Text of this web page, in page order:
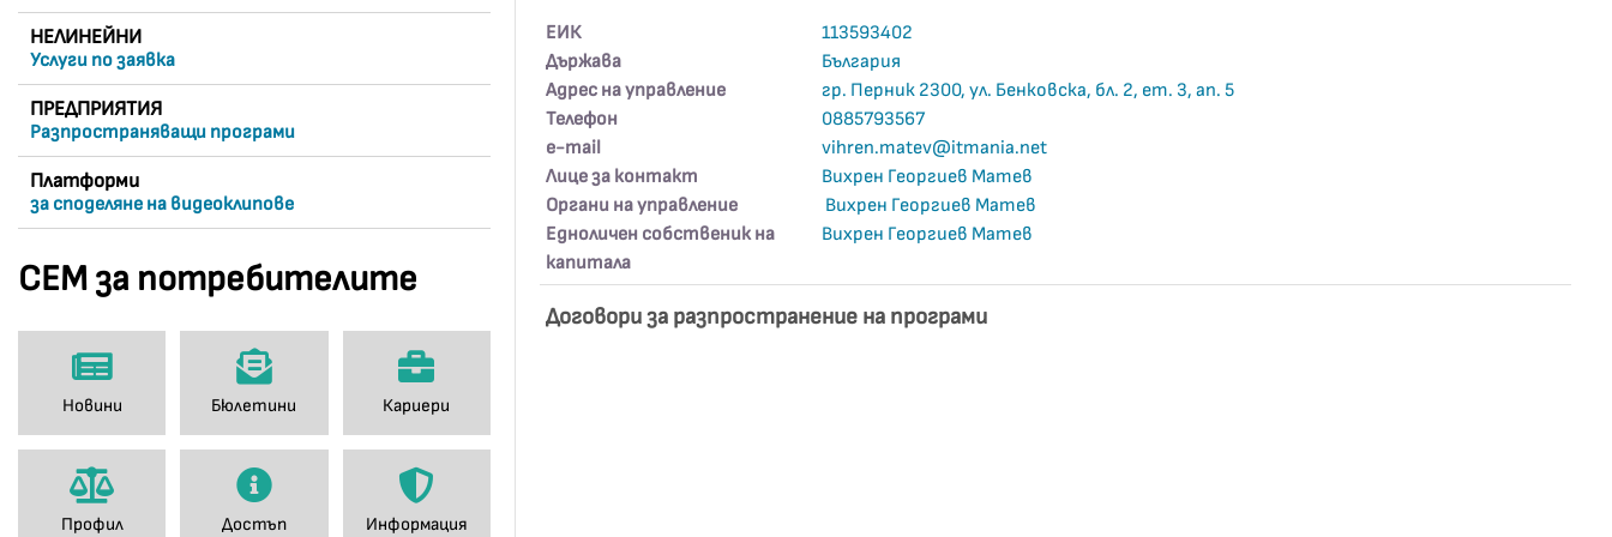
НЕЛИНЕЙНИ
Услуги по заявка
ПРЕДПРИЯТИЯ
Разпространяващи програми
Платформи
за споделяне на видеоклипове
СЕМ за потребителите
Новини Бюлетини Кариери
Профил
Достъп
Информация
ЕИК
113593402
Държава
България
Адрес на управление
гр. Перник 2300, ул. Бенковска, бл. 2, ет. 3, ап. 5
Телефон
0885793567
е-mail
vihren.matev@itmania.net
Лице за контакт
Вихрен Георгиев Матев
Органи на управление
Вихрен Георгиев Матев
Едноличен собственик на
капитала
Вихрен Георгиев Матев
Договори за разпространение на програми